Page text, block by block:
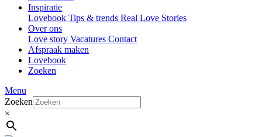
Inspiratie
Lovebook Tips & trends Real Love Stories
Over ons
Love story Vacatures Contact
Afspraak maken
Lovebook
Zoeken
Menu
Zoeken
×